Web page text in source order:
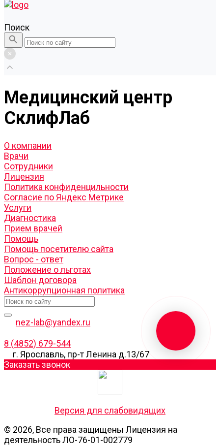
Поиск
Медицинский центр
СклифЛаб
О компании
Врачи
Сотрудники
Лицензия
Политика конфиденцильности
Согласие по Яндекс Метрике
Услуги
Диагностика
Прием врачей
Помощь
Помощь посетителю сайта
Вопрос - ответ
Положение о льготах
Шаблон договора
Антикоррупционная политика
nez-lab@yandex.ru
8 (4852) 679-544
г. Ярославль, пр-т Ленина д.13/67
Заказать звонок
Версия для слабовидящих
© 2026, Все права защищены Лицензия на
деятельность ЛО-76-01-002779